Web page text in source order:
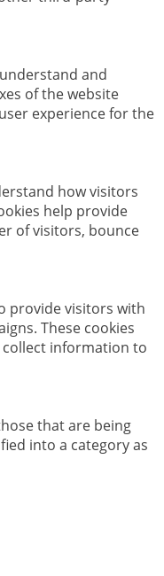
and
of the website
experience for the
how visitors
help provide
of visitors, bounce
provide visitors with
These cookies
information to
that are being
into a category as